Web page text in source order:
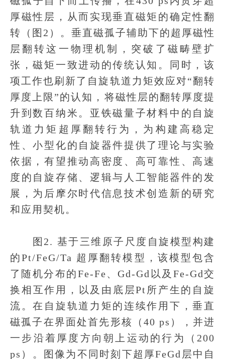
厚磁性层，从而实现垂直磁矩的确定性翻
转（图2）。垂直磁孤子辅助下的超厚磁性
层翻转这一物理机制，突破了磁畴壁扩
张，磁矩一致进动的传统认知。同时，该
项工作也刷新了自旋轨道力矩效应对“翻转
厚度上限”的认知，将磁性层的翻转厚度提
升到数百纳米。亚铁磁量子材料中的自旋
轨道力矩超厚翻转行为，为构建高稳定
性、小型化的自旋器件提供了理论与实验
依据，有望推动高密度、高可靠性、高速
度的自旋存储、逻辑与人工智能器件的发
展，为后摩尔时代信息技术创造新的研究
和应用契机。
图2. 基于三维原子尺度自旋模型构建
的Pt/FeG/Ta 超厚翻转模型，该模型包含
了随机分布的Fe-Fe、Gd-Gd以及Fe-Gd交
换相互作用，以及由底层Pt所产生的自旋
流。在自旋轨道力矩的连续作用下，垂直
磁孤子在界面处首先形核（40 ps），并进
一步沿着厚度方向朝上运动的行为（200
ps）。图像为不同时刻下超厚FeGd层中自